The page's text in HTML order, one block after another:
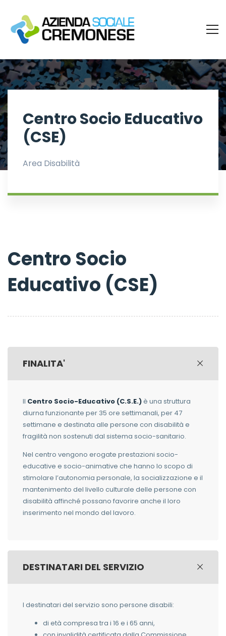
Centro Socio Educativo
(CSE)
Area Disabilità
Centro Socio
Educativo (CSE)
FINALITA'
Il Centro Socio-Educativo (C.S.E.)è una struttura
diurna funzionante per 35 ore settimanali, per 47
settimane e destinata alle persone con disabilità e
fragilità non sostenuti dal sistema socio-sanitario.
Nel centro vengono erogate prestazioni socio-
educative e socio-animative che hanno lo scopo di
stimolare l’autonomia personale, la socializzazione e il
mantenimento del livello culturale delle persone con
disabilità affinché possano favorire anche il loro
inserimento nel mondo del lavoro.
DESTINATARI DEL SERVIZIO
I destinatari del servizio sono persone disabili:
di età compresa tra i 16 e i 65 anni,